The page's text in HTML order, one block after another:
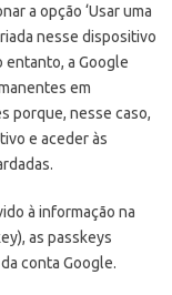
a opção ‘Usar uma
nesse dispositivo
entanto, a Google
em
porque, nesse caso,
e aceder às
à informação na
as passkeys
conta Google.